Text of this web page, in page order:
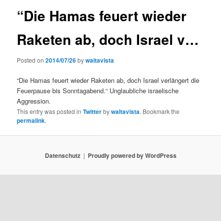
“Die Hamas feuert wieder
Raketen ab, doch Israel v…
Posted on2014/07/26bywaltavista
“Die Hamas feuert wieder Raketen ab, doch Israel verlängert die
Feuerpause bis Sonntagabend.“ Unglaubliche israelische
Aggression.
This entry was posted inTwitterbywaltavista. Bookmark the
permalink.
Datenschutz Proudly powered by WordPress